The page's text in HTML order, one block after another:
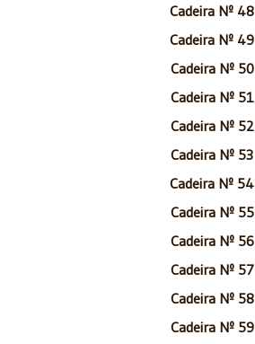
Cadeira Nº 48
Cadeira Nº 49
Cadeira Nº 50
Cadeira Nº 51
Cadeira Nº 52
Cadeira Nº 53
Cadeira Nº 54
Cadeira Nº 55
Cadeira Nº 56
Cadeira Nº 57
Cadeira Nº 58
Cadeira Nº 59